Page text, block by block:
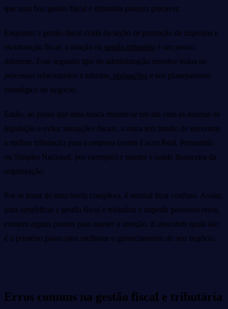
que uma boa gestão fiscal e tributária procura precaver.
Enquanto a gestão fiscal cuida da seção de prestação de impostos e
escrituração fiscal, a função da gestão tributária é um pouco
diferente. Esse segundo tipo de administração envolve todos os
processos relacionados a tributos, obrigações e seu planejamento
estratégico de negócio.
Então, ao passo que uma busca manter-se em dia com as normas de
legislação e evitar autuações fiscais, a outra tem intuito de encontrar
a melhor tributação para a empresa (como Lucro Real, Presumido
ou Simples Nacional, por exemplo) e manter a saúde financeira da
organização.
Por se tratar de uma tarefa complexa, é normal ficar confuso. Assim,
para simplificar a gestão fiscal e tributária e impedir possíveis erros,
existem alguns pontos para manter a atenção. E descobrir quais são
é o primeiro passo para melhorar o gerenciamento do seu negócio.
Erros comuns na gestão fiscal e tributária